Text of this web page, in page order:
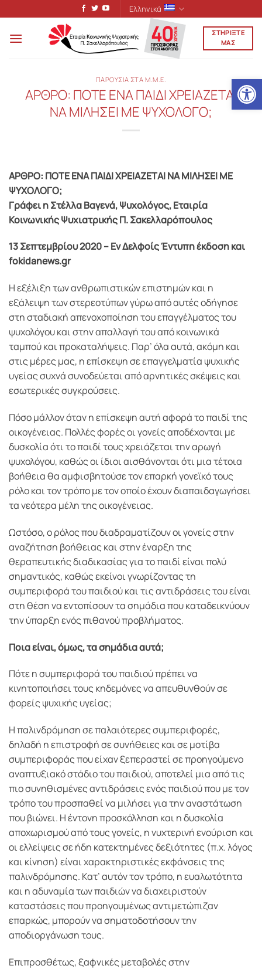
στο
περιεχόμενο
Ελληνικά
ΣΤΗΡΙΞΤΕ
ΜΑΣ
ΠΑΡΟΥΣΙΑ ΣΤΑ Μ.Μ.Ε.
AΡΘΡΟ: ΠΟΤΕ ΕΝΑ ΠΑΙΔΙ ΧΡΕΙΑΖΕΤΑΙ
ΝΑ ΜΙΛΗΣΕΙ ΜΕ ΨΥΧΟΛΟΓΟ;
AΡΘΡΟ: ΠΟΤΕ ΕΝΑ ΠΑΙΔΙ ΧΡΕΙΑΖΕΤΑΙ ΝΑ ΜΙΛΗΣΕΙ ΜΕ
ΨΥΧΟΛΟΓΟ;
Γράφει η Στέλλα Βαγενά, Ψυχολόγος, Εταιρία
Κοινωνικής Ψυχιατρικής Π. Σακελλαρόπουλος
13 Σεπτεμβρίου 2020 – Εν Δελφοίς Έντυπη έκδοση και
fokidanews.gr
Η εξέλιξη των ανθρωπιστικών επιστημών και η
εξάλειψη των στερεοτύπων γύρω από αυτές οδήγησε
στη σταδιακή απενοχοποίηση του επαγγέλματος του
ψυχολόγου και στην απαλλαγή του από κοινωνικά
ταμπού και προκαταλήψεις. Παρ’ όλα αυτά, ακόμη και
στις μέρες μας, η επίσκεψη σε επαγγελματία ψυχικής
υγείας συχνά συνοδεύεται από αρνητικές σκέψεις και
εσωτερικές συγκρούσεις.
Πόσο μάλλον όταν η επίσκεψη αυτή αφορά το παιδί της
οικογένειας. Πολλές φορές οι γονείς αποδέχονται με
δυσκολία ότι το παιδί τους χρειάζεται την αρωγή
ψυχολόγου, καθώς οι ίδιοι αισθάνονται ότι μια τέτοια
βοήθεια θα αμφισβητούσε τον επαρκή γονεϊκό τους
ρόλο και τον τρόπο με τον οποίο έχουν διαπαιδαγωγήσει
τα νεότερα μέλη της οικογένειας.
Ωστόσο, ο ρόλος που διαδραματίζουν οι γονείς στην
αναζήτηση βοήθειας και στην έναρξη της
θεραπευτικής διαδικασίας για το παιδί είναι πολύ
σημαντικός, καθώς εκείνοι γνωρίζοντας τη
συμπεριφορά του παιδιού και τις αντιδράσεις του είναι
στη θέση να εντοπίσουν τα σημάδια που καταδεικνύουν
την ύπαρξη ενός πιθανού προβλήματος.
Ποια είναι, όμως, τα σημάδια αυτά;
Πότε η συμπεριφορά του παιδιού πρέπει να
κινητοποιήσει τους κηδεμόνες να απευθυνθούν σε
φορείς ψυχικής υγείας;
Η παλινδρόμηση σε παλαιότερες συμπεριφορές,
δηλαδή η επιστροφή σε συνήθειες και σε μοτίβα
συμπεριφοράς που είχαν ξεπεραστεί σε προηγούμενο
αναπτυξιακό στάδιο του παιδιού, αποτελεί μια από τις
πιο συνηθισμένες αντιδράσεις ενός παιδιού που με τον
τρόπο του προσπαθεί να μιλήσει για την αναστάτωση
που βιώνει. Η έντονη προσκόλληση και η δυσκολία
αποχωρισμού από τους γονείς, η νυχτερινή ενούριση και
οι ελλείψεις σε ήδη κατεκτημένες δεξιότητες (π.χ. λόγος
και κίνηση) είναι χαρακτηριστικές εκφάνσεις της
παλινδρόμησης. Κατ’ αυτόν τον τρόπο, η ευαλωτότητα
και η αδυναμία των παιδιών να διαχειριστούν
καταστάσεις που προηγουμένως αντιμετώπιζαν
επαρκώς, μπορούν να σηματοδοτήσουν την
αποδιοργάνωση τους.
Επιπροσθέτως, ξαφνικές μεταβολές στην